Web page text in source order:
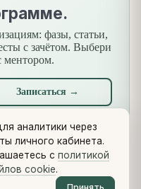
фазы, статьи,
с зачётом. Выбери
ментором.
Записаться →
кейс
Pattern)
Telegram
аналитики через
личного кабинета.
с политикой
cookie.